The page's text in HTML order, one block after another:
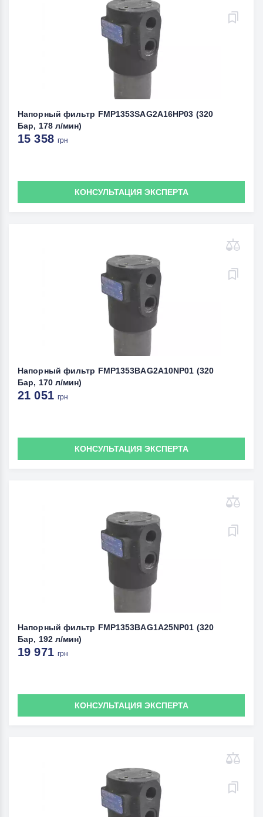
Напорный фильтр FMP1353SAG2A16HP03 (320
Бар, 178 л/мин)
15 358грн
КОНСУЛЬТАЦИЯ ЭКСПЕРТА
Напорный фильтр FMP1353BAG2A10NP01 (320
Бар, 170 л/мин)
21 051грн
КОНСУЛЬТАЦИЯ ЭКСПЕРТА
Напорный фильтр FMP1353BAG1A25NP01 (320
Бар, 192 л/мин)
19 971грн
КОНСУЛЬТАЦИЯ ЭКСПЕРТА